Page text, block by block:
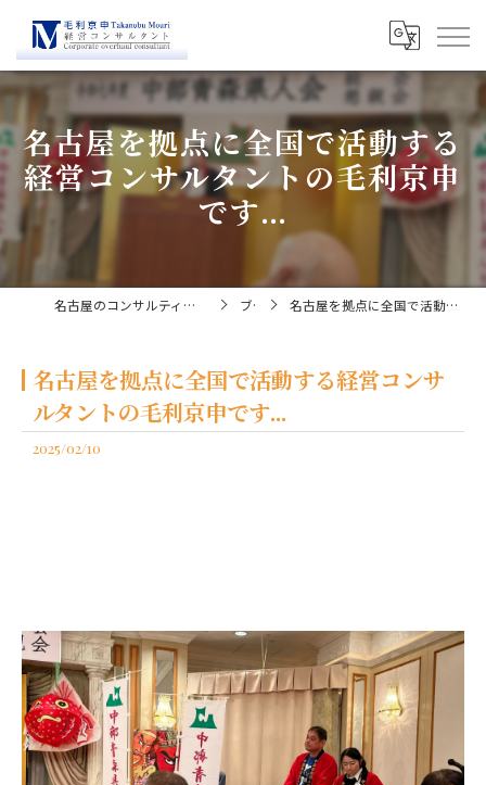
名古屋を拠点に全国で活動する
経営コンサルタントの毛利京申
です...
名古屋のコンサルティングなら経営コンサルタント毛利京申 ブログ 名古屋を拠点に全国で活動する経営コンサルタントの毛利京申です...
名古屋を拠点に全国で活動する経営コンサ
ルタントの毛利京申です...
2025/02/10